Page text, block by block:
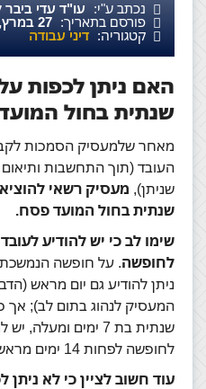
נכתב ע"י: עו"ד עדי ביבר
פורסם בתאריך: 27 במרץ, 2024
קטגוריה: דיני עבודה
האם ניתן לכפות
שנתית בחול
מאחר שלמעסיק הסמכות
העובד (תוך התחשבות
שניתן), מעסיק רשאי
שנתית בחול המועד פסח.
שימו לב כי יש להודיע
לחופשה.
ניתן להודיע גם יום מראש
המעסיק לנהוג בתום לב); אך
שנתית בת 7 ימים
לחופשה לפחות 14 ימים מראש.
עוד חשוב לציין כי לא